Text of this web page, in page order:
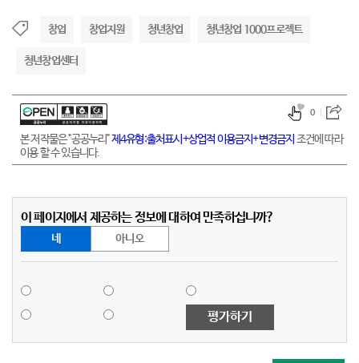
창업 창업지원 청년창업 청년창업 1000프로젝트
청년창업센터
본 저작물은 "공공누리"제4유형:출처표시+상업적 이용금지+변경금지 조건에 따라
이용 할 수 있습니다.
0
이 페이지에서 제공하는 정보에 대하여 만족하십니까?
네 아니오
평가하기